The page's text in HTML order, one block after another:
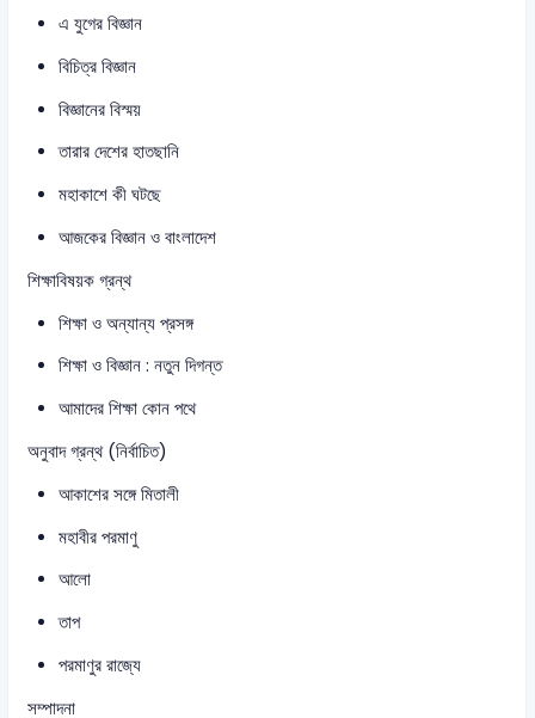
এ যুগের বিজ্ঞান
বিচিত্র বিজ্ঞান
বিজ্ঞানের বিস্ময়
তারার দেশের হাতছানি
মহাকাশে কী ঘটছে
আজকের বিজ্ঞান ও বাংলাদেশ
শিক্ষাবিষয়ক গ্রন্থ
শিক্ষা ও অন্যান্য প্রসঙ্গ
শিক্ষা ও বিজ্ঞান : নতুন দিগন্ত
আমাদের শিক্ষা কোন পথে
অনুবাদ গ্রন্থ (নির্বাচিত)
আকাশের সঙ্গে মিতালী
মহাবীর পরমাণু
আলো
তাপ
পরমাণুর রাজ্যে
সম্পাদনা